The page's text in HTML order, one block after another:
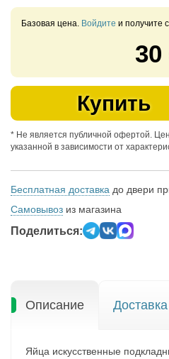
Базовая цена. Войдите и получите
30
Купить
* Не является публичной офертой.
указанной в зависимости от
Бесплатная доставка до двери
Самовывоз из магазина
Поделиться:
Описание Доставка
Яйца искусственные